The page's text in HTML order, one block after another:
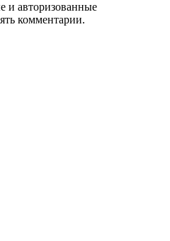
и авторизованные
комментарии.